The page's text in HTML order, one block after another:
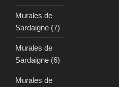
Murales de
Sardaigne (7)
Murales de
Sardaigne (6)
Murales de